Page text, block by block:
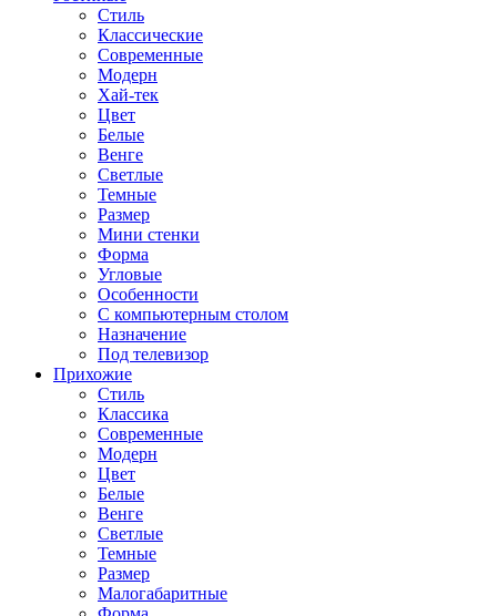
Стиль
Классические
Современные
Модерн
Хай-тек
Цвет
Белые
Венге
Светлые
Темные
Размер
Мини стенки
Форма
Угловые
Особенности
С компьютерным столом
Назначение
Под телевизор
Прихожие
Стиль
Классика
Современные
Модерн
Цвет
Белые
Венге
Светлые
Темные
Размер
Малогабаритные